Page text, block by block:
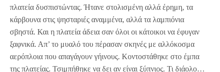
πλατεία δυσπιστώντας. Ήτανε στολισμένη αλλά έρημη, τα
κάρβουνα στις ψησταριές αναμμένα, αλλά τα λαμπιόνια
σβηστά. Και η πλατεία άδεια σαν όλοι οι κάτοικοι να έφυγαν
ξαφνικά. Απ’ το μυαλό του πέρασαν σκηνές με αλλόκοσμα
αερόπλοια που απαγάγουν γήινους. Κοντοστάθηκε στο έμπα
της πλατείας. Τσιμπήθηκε να δει αν είναι ξύπνιος. Τι διάολο…